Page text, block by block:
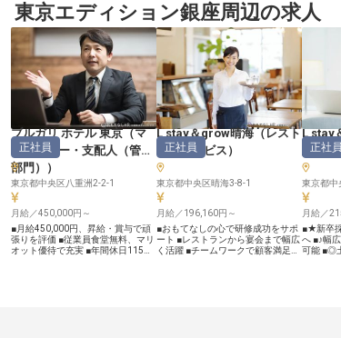
パを通じて上質な滞在を提供する当
ホテル。リニューアルでは鮨レスト
ランやミュージックラウンジ＆Bar
を新たに加え、組織体制も大きく強
化します。 【料理長のもとで、洋
食の技を磨く】 調理・仕込み・盛
り付けなどの厨房業務全般に加え、
食材管理やメニュー開発にも携わっ
ていただきます。コース料理からア
ラカルト、バーフードまで幅広く、
オープンキッチンや鉄板焼での調理
（配属先による）も。リニューアル
する店舗を一から作り上げる面白さ
があります。 【働く環境のポイン
ト】 ・年俸350万円～450万円 ・年
間休日110日（2027年4月〜／それ
までは107日）／残業月平均12時間
・住宅手当・資格取得支援・人間ド
ック費用補助など充実の福利厚生
西洋料理・オールデイ・宴会。5つ
の舞台から、あなたの一皿を】 各
レストランおよび調理部門に配属と
なり、料理長・副料理長の指示のも
と調理業務全般を担います。仕込み
から盛り付け、衛生管理まで、担当
部門の一皿をブランドスタンダード
にふさわしい品質へ磨き上げていき
ます。 【調理経験があれば、ジャ
ンルは問いません】 和・洋・中そ
れぞれの厨房で培った腕を、新生ラ
グジュアリーホテルの現場で発揮で
きます。開業メンバーとして、味の
基準づくりからオペレーションの立
ち上げまで携われるのはこの時期な
らではの醍醐味です。 【働く環境
のポイント】 ・世界143の国と地域
に9,100軒以上を展開するヒルトン
グループ ・社員割引制度「Go
Hilton」 ・退職金制度(確定拠出年
金) ・年間休日120日以上 ・英語を
活かせる外資系・グローバルなキャ
リア
らおも
す。 ス
ブンやフ
ー【働
方を歓
飲食店で
った調
未経験の
客様対応
ションが
制服貸与
がらスキ
す。
東京エディション銀座周辺の求人
ブルガリ ホテル 東京（マ
ネージャー・支配人（管理
部門）
）
正社員
東京都中央区八重洲2-2-1
月給／450,000円～
■月給450,000円、昇給・賞与で頑
張りを評価 ■従業員食堂無料、マリ
オット優待で充実 ■年間休日115
L stay＆grow晴海（レスト
ランサービス ）
正社員
東京都中央区晴海3-8-1
月給／196,160円～
■おもてなしの心で研修成功をサポ
ート ■レストランから宴会まで幅広
く活躍 ■チームワークで顧客満足度
L stay
経理・
正社員
東京都中
月給／
■★新卒
へ ■♪幅
可能 ■◎